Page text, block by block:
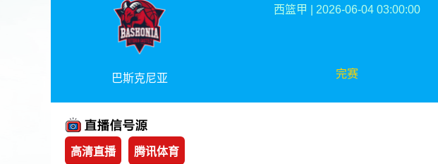
巴斯克尼亚
西篮甲 2026-06-04 03:00:00
完赛
高清直播 腾讯体育